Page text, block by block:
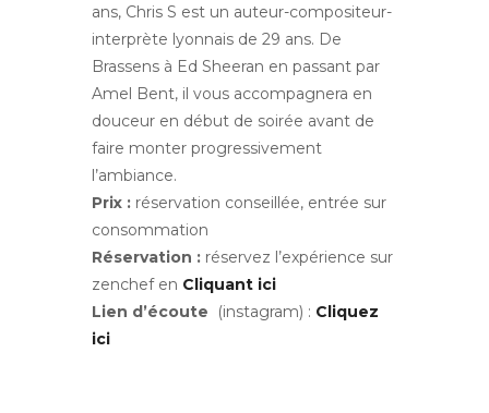
ans, Chris S est un auteur-compositeur-
interprète lyonnais de 29 ans. De
Brassens à Ed Sheeran en passant par
Amel Bent, il vous accompagnera en
douceur en début de soirée avant de
faire monter progressivement
l’ambiance.
Prix : réservation conseillée, entrée sur
consommation
Réservation : réservez l’expérience sur
zenchef en Cliquant ici
Lien d’écoute (instagram) : Cliquez
ici